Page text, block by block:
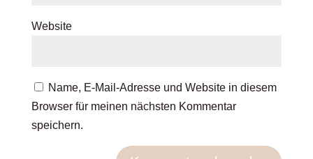
Website
Name, E-Mail-Adresse und Website in diesem
Browser für meinen nächsten Kommentar
speichern.